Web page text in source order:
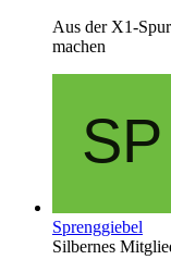
Aus der X1-
machen
Sprenggiebel
Silbernes